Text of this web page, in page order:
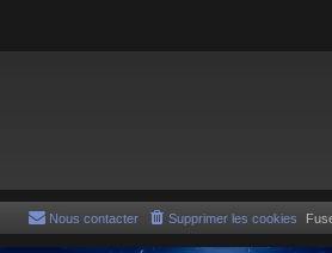
Supprimer les cookies
Nous contacter